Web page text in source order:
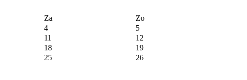
Za
Zo
4
5
11
12
18
19
25
26